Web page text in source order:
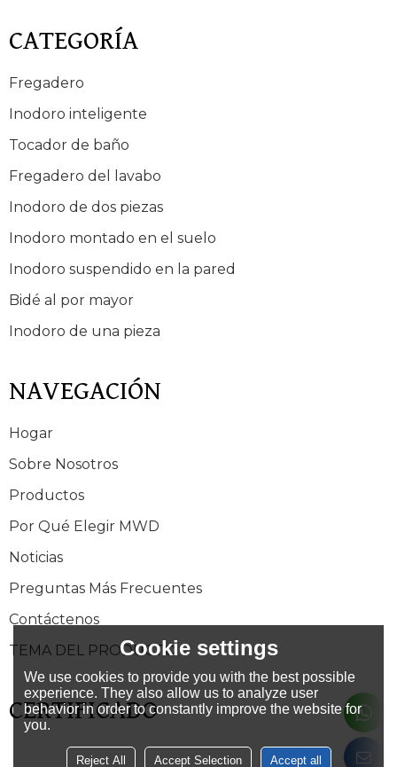
CATEGORÍA
Fregadero
Inodoro inteligente
Tocador de baño
Fregadero del lavabo
Inodoro de dos piezas
Inodoro montado en el suelo
Inodoro suspendido en la pared
Bidé al por mayor
Inodoro de una pieza
NAVEGACIÓN
Hogar
Sobre Nosotros
Productos
Por Qué Elegir MWD
Noticias
Preguntas Más Frecuentes
Contáctenos
TEMA DEL PRODUCTO
CERTIFICADO
Cookie settings
We use cookies to provide you with the best possible
experience. They also allow us to analyze user
behavior in order to constantly improve the website for
you.
Reject All Accept Selection Accept all